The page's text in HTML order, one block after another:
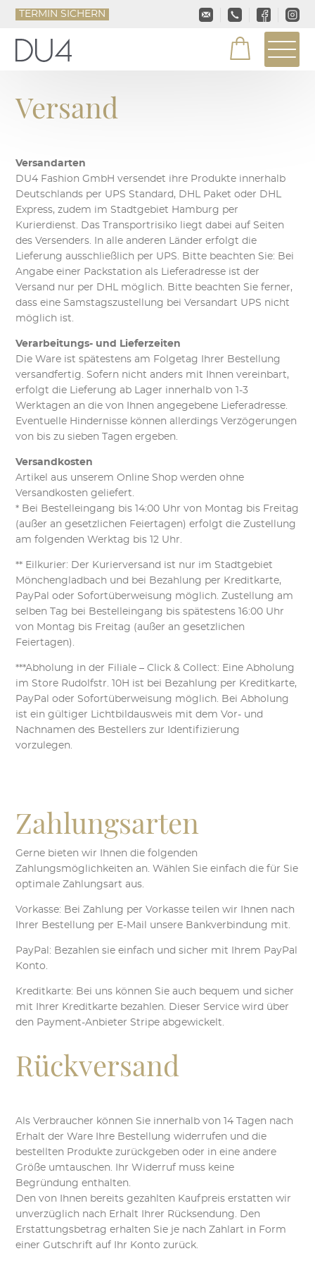
TERMIN SICHERN
Versand
Versandarten
DU4 Fashion GmbH versendet ihre Produkte innerhalb
Deutschlands per UPS Standard, DHL Paket oder DHL
Express, zudem im Stadtgebiet Hamburg per
Kurierdienst. Das Transportrisiko liegt dabei auf Seiten
des Versenders. In alle anderen Länder erfolgt die
Lieferung ausschließlich per UPS. Bitte beachten Sie: Bei
Angabe einer Packstation als Lieferadresse ist der
Versand nur per DHL möglich. Bitte beachten Sie ferner,
dass eine Samstagszustellung bei Versandart UPS nicht
möglich ist.
Verarbeitungs- und Lieferzeiten
Die Ware ist spätestens am Folgetag Ihrer Bestellung
versandfertig. Sofern nicht anders mit Ihnen vereinbart,
erfolgt die Lieferung ab Lager innerhalb von 1-3
Werktagen an die von Ihnen angegebene Lieferadresse.
Eventuelle Hindernisse können allerdings Verzögerungen
von bis zu sieben Tagen ergeben.
Versandkosten
Artikel aus unserem Online Shop werden ohne
Versandkosten geliefert.
* Bei Bestelleingang bis 14:00 Uhr von Montag bis Freitag
(außer an gesetzlichen Feiertagen) erfolgt die Zustellung
am folgenden Werktag bis 12 Uhr.
** Eilkurier: Der Kurierversand ist nur im Stadtgebiet
Mönchengladbach und bei Bezahlung per Kreditkarte,
PayPal oder Sofortüberweisung möglich. Zustellung am
selben Tag bei Bestelleingang bis spätestens 16:00 Uhr
von Montag bis Freitag (außer an gesetzlichen
Feiertagen).
***Abholung in der Filiale – Click & Collect: Eine Abholung
im Store Rudolfstr. 10H ist bei Bezahlung per Kreditkarte,
PayPal oder Sofortüberweisung möglich. Bei Abholung
ist ein gültiger Lichtbildausweis mit dem Vor- und
Nachnamen des Bestellers zur Identifizierung
vorzulegen.
Zahlungsarten
Gerne bieten wir Ihnen die folgenden
Zahlungsmöglichkeiten an. Wählen Sie einfach die für Sie
optimale Zahlungsart aus.
Vorkasse: Bei Zahlung per Vorkasse teilen wir Ihnen nach
Ihrer Bestellung per E-Mail unsere Bankverbindung mit.
PayPal: Bezahlen sie einfach und sicher mit Ihrem PayPal
Konto.
Kreditkarte: Bei uns können Sie auch bequem und sicher
mit Ihrer Kreditkarte bezahlen. Dieser Service wird über
den Payment-Anbieter Stripe abgewickelt.
Rückversand
Als Verbraucher können Sie innerhalb von 14 Tagen nach
Erhalt der Ware Ihre Bestellung widerrufen und die
bestellten Produkte zurückgeben oder in eine andere
Größe umtauschen. Ihr Widerruf muss keine
Begründung enthalten.
Den von Ihnen bereits gezahlten Kaufpreis erstatten wir
unverzüglich nach Erhalt Ihrer Rücksendung. Den
Erstattungsbetrag erhalten Sie je nach Zahlart in Form
einer Gutschrift auf Ihr Konto zurück.